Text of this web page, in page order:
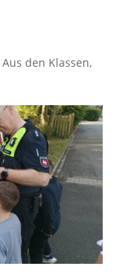
Aus den Klassen,